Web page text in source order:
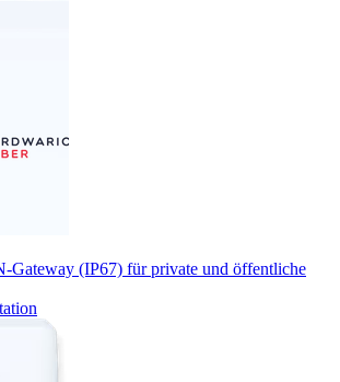
Gateway (IP67) für private und öffentliche